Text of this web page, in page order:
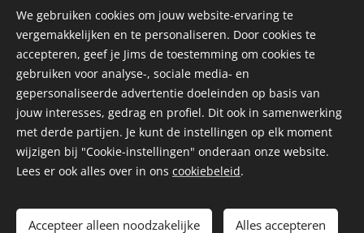
Toevoegen aan de winkelwagen
Algemene Voorwaarden
Privacyverklaring
Cookies
Talen
Nederlands
Français
We gebruiken cookies om jouw website-ervaring te
vergemakkelijken en te personaliseren. Door cookies te
accepteren, geef je Jims de toestemming om cookies te
gebruiken voor analyse-, sociale media- en
gepersonaliseerde advertentie doeleinden op basis van
jouw interesses, gedrag en profiel. Dit ook in samenwerking
met derde partijen. Je kunt de instellingen op elk moment
wijzigen bij "Cookie-instellingen" onderaan onze website.
Lees er ook alles over in ons cookiebeleid.
Accepteer alleen noodzakelijke Alles accepteren